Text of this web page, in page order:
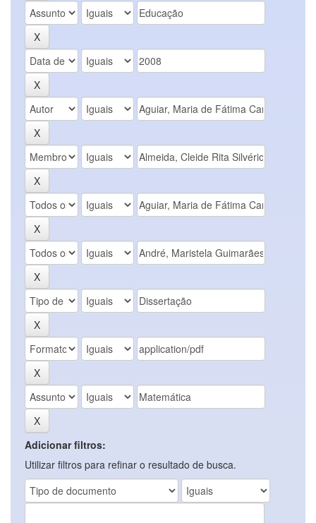
Adicionar filtros:
Utilizar filtros para refinar o resultado de busca.